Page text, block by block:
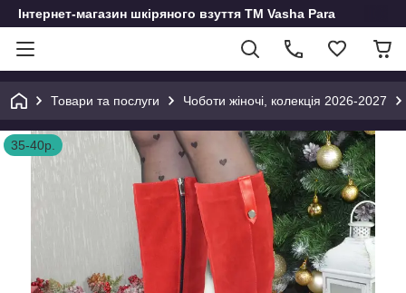
Інтернет-магазин шкіряного взуття ТМ Vasha Para
Товари та послуги Чоботи жіночі, колекція 2026-2027
35-40р.